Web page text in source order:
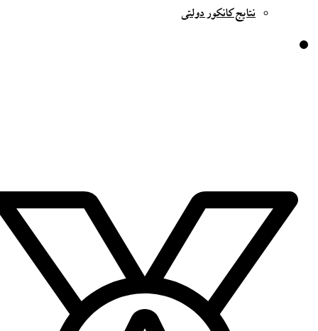
نتایج کانکور دولتی